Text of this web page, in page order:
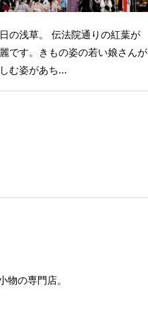
の浅草。 伝法院通りの紅葉が
です。きもの姿の若い娘さんが
む姿があち...
の専門店。